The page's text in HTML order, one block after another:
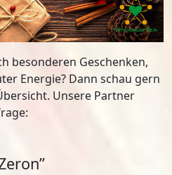
besonderen Geschenken,
Energie? Dann schau gern
Unsere Partner